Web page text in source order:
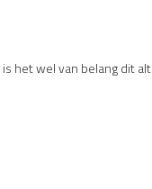
het wel van belang dit